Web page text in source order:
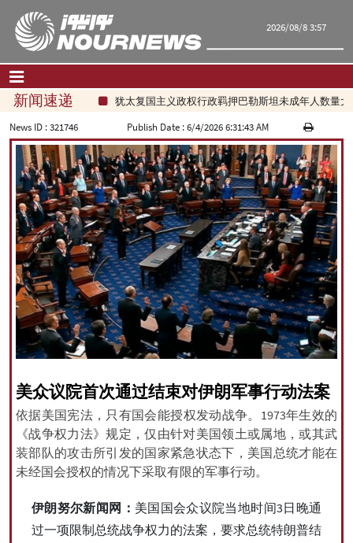
2026/08/8 3:57
首页 联系我们|关于我们
要闻
评论频道
政治
经济
文化.社会
世界
旅游
|فارسی | English |العربیه|
|עברית|русский |中文|
All rights reserved for NourNews
Copyright © 2021 www.nournews.ir
新闻速递
犹太复国主义政权行政羁押巴勒斯坦未成年人数量大幅
News ID :321746 Publish Date :6/4/2026 6:31:43 AM
美众议院首次通过结束对伊朗军事行动法案
依据美国宪法，只有国会能授权发动战争。1973年生效的
《战争权力法》规定，仅由针对美国领土或属地，或其武
装部队的攻击所引发的国家紧急状态下，美国总统才能在
未经国会授权的情况下采取有限的军事行动。
伊朗努尔新闻网： 美国国会众议院当地时间3日晚通
过一项限制总统战争权力的法案，要求总统特朗普结